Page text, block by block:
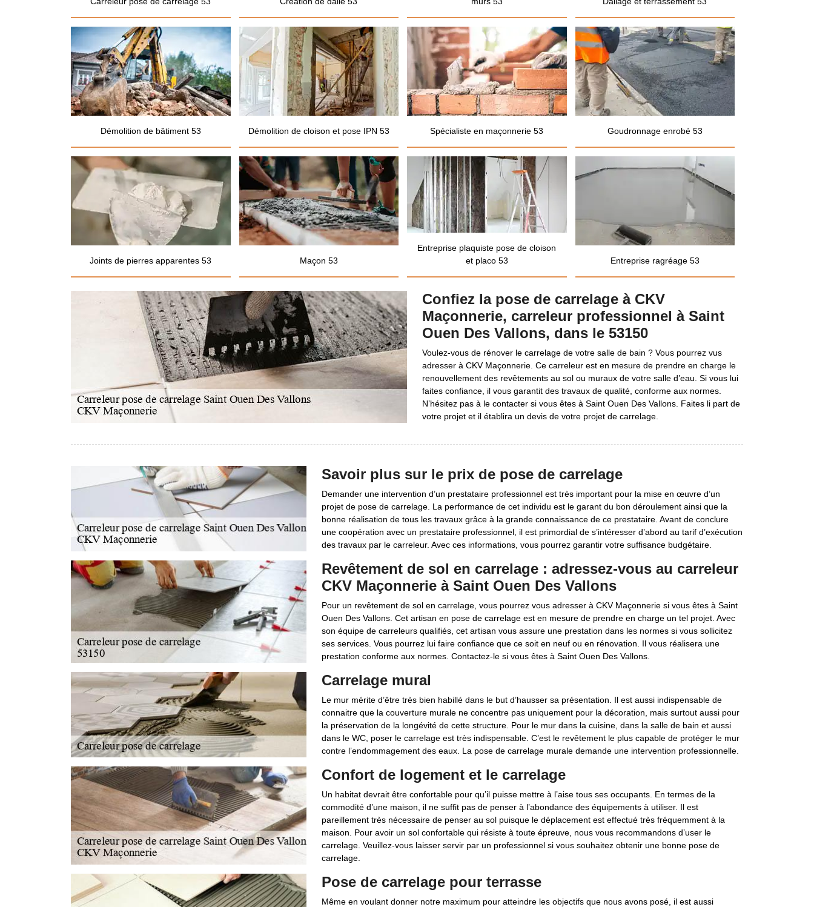
Démolition de bâtiment 53 Démolition de cloison et pose IPN 53 Spécialiste en maçonnerie 53 Goudronnage enrobé 53
Joints de pierres apparentes 53 Maçon 53
Entreprise plaquiste pose de cloison
et placo 53
Entreprise ragréage 53
Confiez la pose de carrelage à CKV
Maçonnerie, carreleur professionnel à Saint
Ouen Des Vallons, dans le 53150
Voulez-vous de rénover le carrelage de votre salle de bain ? Vous pourrez vus
adresser à CKV Maçonnerie. Ce carreleur est en mesure de prendre en charge le
renouvellement des revêtements au sol ou muraux de votre salle d’eau. Si vous lui
faites confiance, il vous garantit des travaux de qualité, conforme aux normes.
N’hésitez pas à le contacter si vous êtes à Saint Ouen Des Vallons. Faites li part de
votre projet et il établira un devis de votre projet de carrelage.
Savoir plus sur le prix de pose de carrelage
Demander une intervention d’un prestataire professionnel est très important pour la mise en œuvre d’un
projet de pose de carrelage. La performance de cet individu est le garant du bon déroulement ainsi que la
bonne réalisation de tous les travaux grâce à la grande connaissance de ce prestataire. Avant de conclure
une coopération avec un prestataire professionnel, il est primordial de s’intéresser d’abord au tarif d’exécution
des travaux par le carreleur. Avec ces informations, vous pourrez garantir votre suffisance budgétaire.
Revêtement de sol en carrelage : adressez-vous au carreleur
CKV Maçonnerie à Saint Ouen Des Vallons
Pour un revêtement de sol en carrelage, vous pourrez vous adresser à CKV Maçonnerie si vous êtes à Saint
Ouen Des Vallons. Cet artisan en pose de carrelage est en mesure de prendre en charge un tel projet. Avec
son équipe de carreleurs qualifiés, cet artisan vous assure une prestation dans les normes si vous sollicitez
ses services. Vous pourrez lui faire confiance que ce soit en neuf ou en rénovation. Il vous réalisera une
prestation conforme aux normes. Contactez-le si vous êtes à Saint Ouen Des Vallons.
Carrelage mural
Le mur mérite d’être très bien habillé dans le but d’hausser sa présentation. Il est aussi indispensable de
connaitre que la couverture murale ne concentre pas uniquement pour la décoration, mais surtout aussi pour
la préservation de la longévité de cette structure. Pour le mur dans la cuisine, dans la salle de bain et aussi
dans le WC, poser le carrelage est très indispensable. C’est le revêtement le plus capable de protéger le mur
contre l’endommagement des eaux. La pose de carrelage murale demande une intervention professionnelle.
Confort de logement et le carrelage
Un habitat devrait être confortable pour qu’il puisse mettre à l’aise tous ses occupants. En termes de la
commodité d’une maison, il ne suffit pas de penser à l’abondance des équipements à utiliser. Il est
pareillement très nécessaire de penser au sol puisque le déplacement est effectué très fréquemment à la
maison. Pour avoir un sol confortable qui résiste à toute épreuve, nous vous recommandons d’user le
carrelage. Veuillez-vous laisser servir par un professionnel si vous souhaitez obtenir une bonne pose de
carrelage.
Pose de carrelage pour terrasse
Même en voulant donner notre maximum pour atteindre les objectifs que nous avons posé, il est aussi